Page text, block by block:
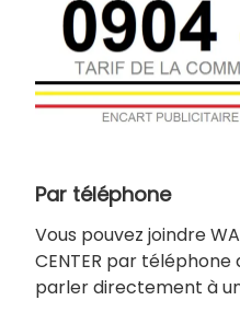
Par téléphone
Vous pouvez joindre
CENTER par téléphone
parler directement à